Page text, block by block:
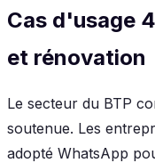
Cas d'usage
et rénovation
Le secteur du BTP
soutenue. Les
adopté WhatsApp